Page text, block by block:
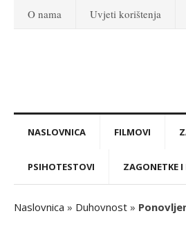
O nama Uvjeti korištenja
NASLOVNICA FILMOVI
PSIHOTESTOVI ZAGONETKE
Naslovnica » Duhovnost »